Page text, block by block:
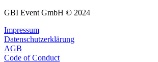
GBI Event GmbH © 2024
Impressum
Datenschutzerklärung
AGB
Code of Conduct